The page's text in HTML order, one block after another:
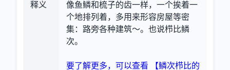
释义
像鱼鳞和梳子的齿一样，一个挨着一
个地排列着，多用来形容房屋等密
集：路旁各种建筑～。也说栉比鳞
次。
要了解更多，可以查看 【鳞次栉比的